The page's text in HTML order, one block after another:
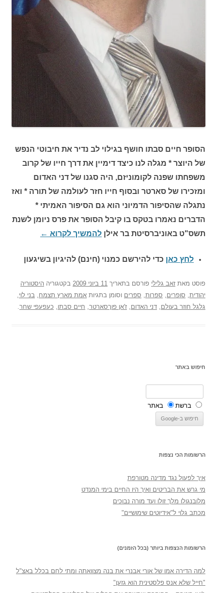
הסופר חיים סבתו חושף בגילוי לב נדיר את חיבוטי הנפש
של היוצר * מגלה לנו כיצד דימיין את דרך חייו של קרוב
משפחתו שפנה לקומוניזם, היה סגנו של דני האדום
ומזכירו של סארטר ובסוף חייו חזר לעולמה של תורה * ואז
נתגלה שהסיפור הדמיוני הוא גם הסיפור האמיתי *
הדברים נאמרו בטקס בו קיבל הסופר את פרס ניומן לשנת
תשס"ט באוניברסיטת בר אילן להמשיך לקרוא ←
לחץ כאן כדי להירשם כמנוי (חינם) להיגיון בשיגעון
פוסט מאת זאב גלילי פורסם בתאריך 11 ביוני 2009 בקטגוריה היסטוריה
יהודית, סופרים, ספרות, ספרים וסומן בתגיות אמת מארץ תצמח, בני לוי,
גלגל חוזר בעולם, דני האדום, ז'אן פוךסארטר, חיים סבתו, כעפעפי שחר.
חיפוש באתר
ברשת באתר
הרשומות הכי נצפות
איך לפעול נגד מדינה מטורפת
מי גרש את הבריטים ואיך היו החיים בימי המנדט
מלובנגולו מלך זולו ועד מורה נבוכים
מכתב גלוי ל"אידיוטים שימושיים"
הרשומות הנצפות ביותר (בכל הזמנים)
למה הדירה אמו של אורי אבנרי את בנה מצוואתה ומתי לחם בכלל באצ"ל
"חייל שלא אנס פלסטינית הוא גזען"